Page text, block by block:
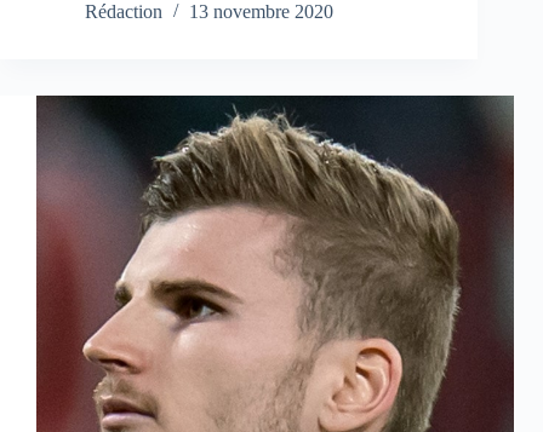
Rédaction
13 novembre 2020